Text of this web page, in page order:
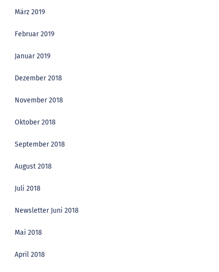
März 2019
Februar 2019
Januar 2019
Dezember 2018
November 2018
Oktober 2018
September 2018
August 2018
Juli 2018
Newsletter Juni 2018
Mai 2018
April 2018